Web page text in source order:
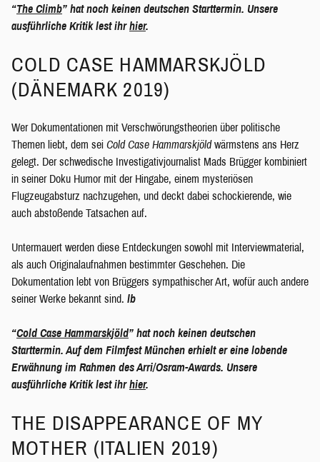
“The Climb” hat noch keinen deutschen Starttermin. Unsere
ausführliche Kritik lest ihrhier.
COLD CASE HAMMARSKJÖLD
(DÄNEMARK 2019)
Wer Dokumentationen mit Verschwörungstheorien über politische
Themen liebt, dem sei Cold Case Hammarskjöldwärmstens ans Herz
gelegt. Der schwedische Investigativjournalist Mads Brügger kombiniert
in seiner Doku Humor mit der Hingabe, einem mysteriösen
Flugzeugabsturz nachzugehen, und deckt dabei schockierende, wie
auch abstoßende Tatsachen auf.
Untermauert werden diese Entdeckungen sowohl mit Interviewmaterial,
als auch Originalaufnahmen bestimmter Geschehen. Die
Dokumentation lebt von Brüggers sympathischer Art, wofür auch andere
seiner Werke bekannt sind. lb
“Cold Case Hammarskjöld” hat noch keinen deutschen
Starttermin. Auf dem Filmfest München erhielt er eine lobende
Erwähnung im Rahmen des Arri/Osram-Awards. Unsere
ausführliche Kritik lest ihrhier.
THE DISAPPEARANCE OF MY
MOTHER (ITALIEN 2019)